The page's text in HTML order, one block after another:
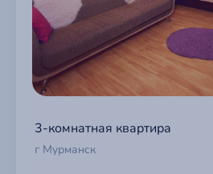
3-комнатная квартира
г Мурманск